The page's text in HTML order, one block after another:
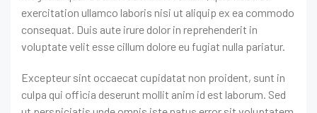
exercitation ullamco laboris nisi ut aliquip ex ea commodo
consequat. Duis aute irure dolor in reprehenderit in
voluptate velit esse cillum dolore eu fugiat nulla pariatur.
Excepteur sint occaecat cupidatat non proident, sunt in
culpa qui officia deserunt mollit anim id est laborum. Sed